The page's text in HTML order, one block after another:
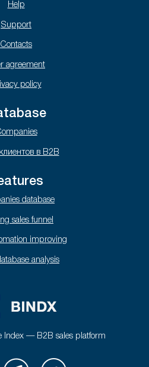
Help
Support
Contacts
agreement
policy
в B2B
database
sales funnel
improving
analysis
Index — B2B sales platform